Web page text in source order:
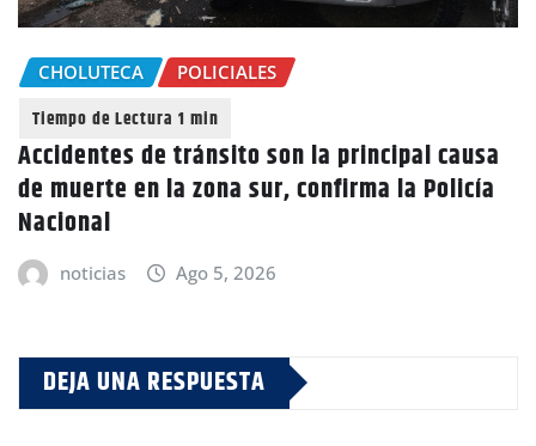
CHOLUTECA POLICIALES
Accidentes de tránsito son la principal causa
de muerte en la zona sur, confirma la Policía
Nacional
noticias Ago 5, 2026
DEJA UNA RESPUESTA